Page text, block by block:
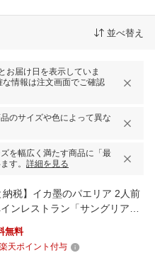
並べ替え
お届け日を表示していま
情報は注文画面でご確認
のサイズや色によって異な
を幅広く満たす商品に「最
す。 詳細を見る
納税】イカ墨のパエリア 2人前
ンレストラン「サングリア」
パエリア タパス ワイン バル
無料
天ポイント付与